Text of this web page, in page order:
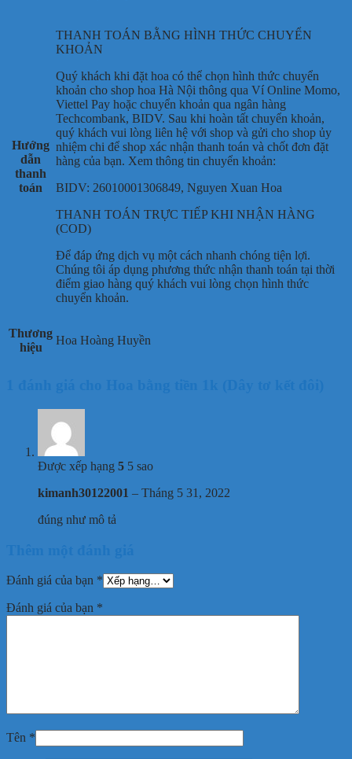
Hướng
dẫn
thanh
toán
THANH TOÁN BẰNG HÌNH THỨC CHUYỂN
KHOẢN
Quý khách khi đặt hoa có thể chọn hình thức chuyển
khoản cho shop hoa Hà Nội thông qua Ví Online Momo,
Viettel Pay hoặc chuyển khoản qua ngân hàng
Techcombank, BIDV. Sau khi hoàn tất chuyển khoản,
quý khách vui lòng liên hệ với shop và gửi cho shop ủy
nhiệm chi để shop xác nhận thanh toán và chốt đơn đặt
hàng của bạn. Xem thông tin chuyển khoản:
BIDV: 26010001306849, Nguyen Xuan Hoa
THANH TOÁN TRỰC TIẾP KHI NHẬN HÀNG
(COD)
Để đáp ứng dịch vụ một cách nhanh chóng tiện lợi.
Chúng tôi áp dụng phương thức nhận thanh toán tại thời
điểm giao hàng quý khách vui lòng chọn hình thức
chuyển khoản.
Thương
hiệu
Hoa Hoàng Huyền
Được xếp hạng 5 5 sao
kimanh30122001 – Tháng 5 31, 2022
đúng như mô tả
Đánh giá của bạn *
Đánh giá của bạn *
Tên *